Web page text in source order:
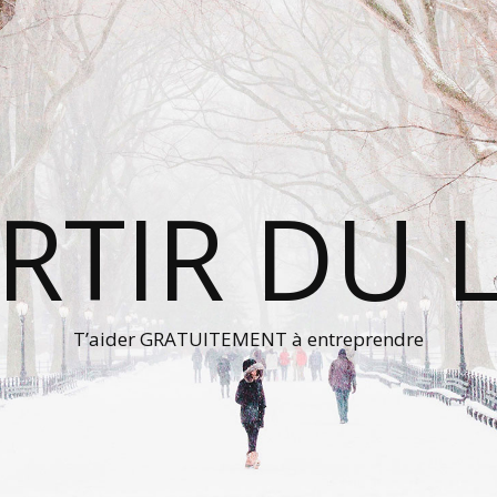
DU
T’aider GRATUITEMENT à entreprendre